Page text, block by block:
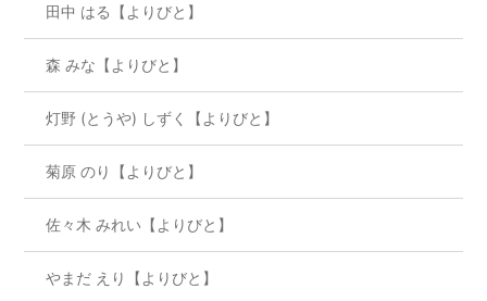
田中 はる【よりびと】
森 みな【よりびと】
灯野 (とうや) しずく【よりびと】
菊原 のり【よりびと】
佐々木 みれい【よりびと】
やまだ えり【よりびと】